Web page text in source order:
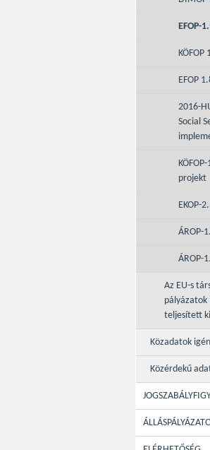
EFOP-
KÖFOP
EFOP
2016-
Social
projekt
EKOP-
ÁROP-
ÁROP-
Az EU-s
teljesített
Közadatok
Közérdekű